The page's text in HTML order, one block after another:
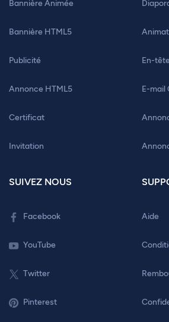
Bannière Animée
Bannière HTML5
Publicité
Annonce HTML5
Certificat
Invitation
En-
E-mail
SUIVEZ NOUS
Facebook
YouTube
Twitter
Pinterest
Aide